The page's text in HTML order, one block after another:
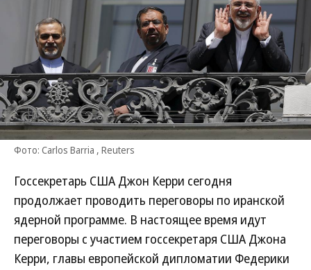
Фото: Carlos Barria , Reuters
Госсекретарь США Джон Керри сегодня
продолжает проводить переговоры по иранской
ядерной программе. В настоящее время идут
переговоры с участием госсекретаря США Джона
Керри, главы европейской дипломатии Федерики